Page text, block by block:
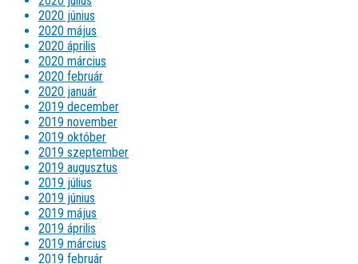
2020 június
2020 május
2020 április
2020 március
2020 február
2020 január
2019 december
2019 november
2019 október
2019 szeptember
2019 augusztus
2019 július
2019 június
2019 május
2019 április
2019 március
2019 február